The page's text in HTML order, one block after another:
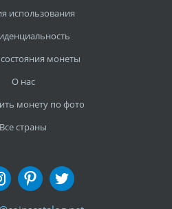
использования
монеты
О нас
монету по фото
Все страны